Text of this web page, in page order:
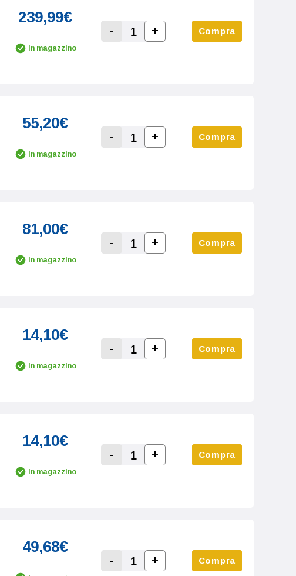
239,99€
In magazzino Decrease Quantity:
-
Increase Quantity:
+ Compra
55,20€
In magazzino Decrease Quantity:
-
Increase Quantity:
+ Compra
81,00€
In magazzino Decrease Quantity:
-
Increase Quantity:
+ Compra
14,10€
In magazzino Decrease Quantity:
-
Increase Quantity:
+ Compra
14,10€
In magazzino Decrease Quantity:
-
Increase Quantity:
+ Compra
49,68€
-
Increase Quantity:
+ Compra